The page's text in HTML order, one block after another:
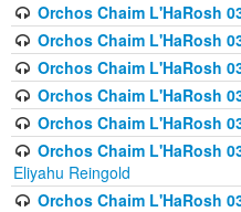
Orchos Chaim L'HaRosh
Orchos Chaim L'HaRosh
Orchos Chaim L'HaRosh
Orchos Chaim L'HaRosh
Orchos Chaim L'HaRosh
Orchos Chaim L'HaRosh
Eliyahu Reingold
Orchos Chaim L'HaRosh